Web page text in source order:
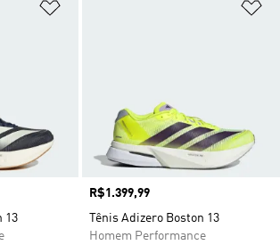
13
Preço
R$1.399,99
Tênis Adizero Boston 13
Homem Performance